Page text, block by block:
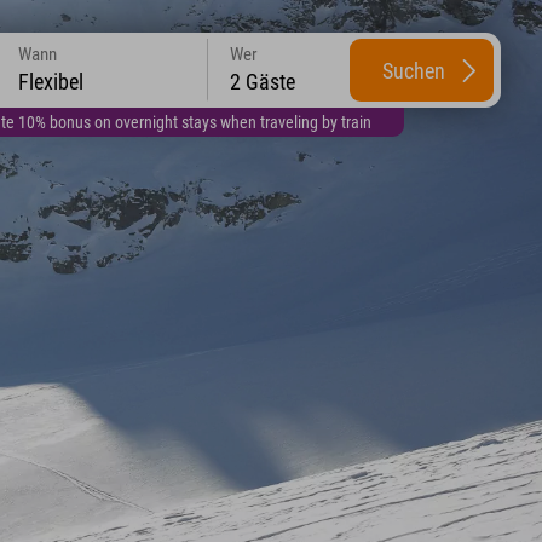
10% bonus on overnight stays when traveling by train
Wann
Flexibel
Wer
2 Gäste Suchen